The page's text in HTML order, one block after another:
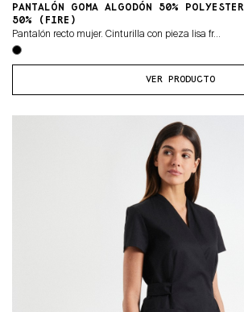
PANTALÓN GOMA ALGODÓN 50% POLYESTER
50% (FIRE)
Pantalón recto mujer. Cinturilla con pieza lisa fr...
VER PRODUCTO